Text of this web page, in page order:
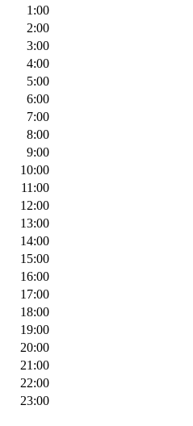
1:00
2:00
3:00
4:00
5:00
6:00
7:00
8:00
9:00
10:00
11:00
12:00
13:00
14:00
15:00
16:00
17:00
18:00
19:00
20:00
21:00
22:00
23:00